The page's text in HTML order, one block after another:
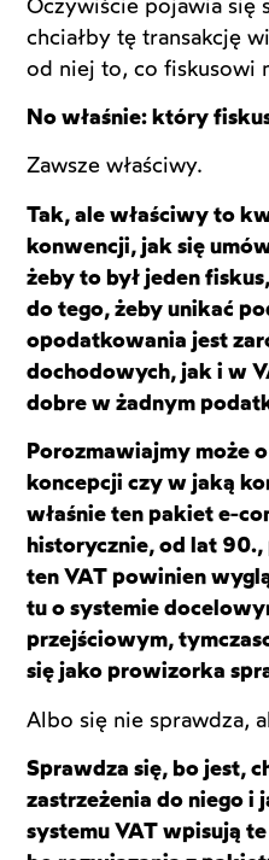
Oczywiście pojawia się
chciałby tę transakcję
od niej to, co fiskusowi
No właśnie: który
Zawsze właściwy.
Tak, ale właściwy to
konwencji, jak się
żeby to był jeden
do tego, żeby unikać
opodatkowania jest
dochodowych, jak i w
dobre w żadnym
Porozmawiajmy może
koncepcji czy w jaką
właśnie ten pakiet e-
historycznie, od lat 90.,
ten VAT powinien
tu o systemie
przejściowym,
się jako prowizorka
Albo się nie sprawdza,
Sprawdza się, bo jest,
zastrzeżenia do niego i
systemu VAT wpisują